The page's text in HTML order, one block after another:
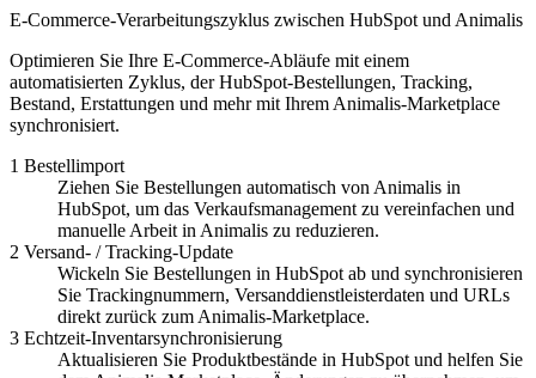
E-Commerce-Verarbeitungszyklus zwischen HubSpot und Animalis
Optimieren Sie Ihre E-Commerce-Abläufe mit einem
automatisierten Zyklus, der HubSpot-Bestellungen, Tracking,
Bestand, Erstattungen und mehr mit Ihrem Animalis-Marketplace
synchronisiert.
1 Bestellimport
Ziehen Sie Bestellungen automatisch von Animalis in
HubSpot, um das Verkaufsmanagement zu vereinfachen und
manuelle Arbeit in Animalis zu reduzieren.
2 Versand- / Tracking-Update
Wickeln Sie Bestellungen in HubSpot ab und synchronisieren
Sie Trackingnummern, Versanddienstleisterdaten und URLs
direkt zurück zum Animalis-Marketplace.
3 Echtzeit-Inventarsynchronisierung
Aktualisieren Sie Produktbestände in HubSpot und helfen Sie